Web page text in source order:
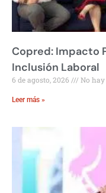
Copred: Impacto
Inclusión Laboral
6 de agosto, 2026 No
Leer más »